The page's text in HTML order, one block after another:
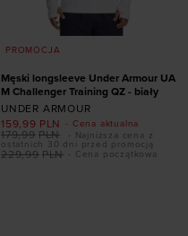
PROMOCJA
Męski longsleeve Under Armour UA
M Challenger Training QZ - biały
UNDER ARMOUR
- Cena aktualna
159,99 PLN
- Cena początkowa
229,99 PLN
179,99 PLN
- Najniższa cena z
ostatnich 30 dni przed promocją